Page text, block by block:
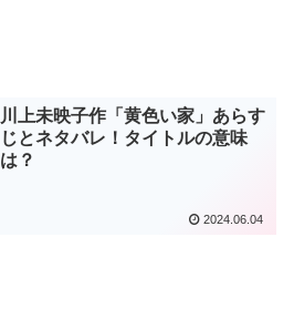
川上未映子作「黄色い家」あらす
じとネタバレ！タイトルの意味
は？
2024.06.04